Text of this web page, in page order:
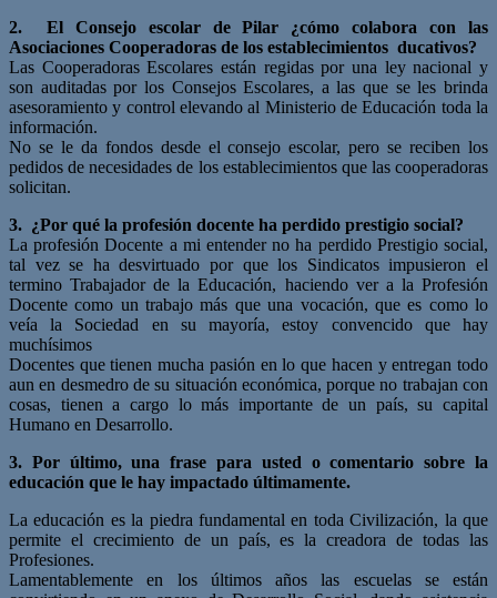
2. El Consejo escolar de Pilar ¿cómo colabora con las
Asociaciones Cooperadoras de los establecimientos ducativos?
Las Cooperadoras Escolares están regidas por una ley nacional y
son auditadas por los Consejos Escolares, a las que se les brinda
asesoramiento y control elevando al Ministerio de Educación toda la
información.
No se le da fondos desde el consejo escolar, pero se reciben los
pedidos de necesidades de los establecimientos que las cooperadoras
solicitan.
3. ¿Por qué la profesión docente ha perdido prestigio social?
La profesión Docente a mi entender no ha perdido Prestigio social,
tal vez se ha desvirtuado por que los Sindicatos impusieron el
termino Trabajador de la Educación, haciendo ver a la Profesión
Docente como un trabajo más que una vocación, que es como lo
veía la Sociedad en su mayoría, estoy convencido que hay
muchísimos
Docentes que tienen mucha pasión en lo que hacen y entregan todo
aun en desmedro de su situación económica, porque no trabajan con
cosas, tienen a cargo lo más importante de un país, su capital
Humano en Desarrollo.
3. Por último, una frase para usted o comentario sobre la
educación que le hay impactado últimamente.
La educación es la piedra fundamental en toda Civilización, la que
permite el crecimiento de un país, es la creadora de todas las
Profesiones.
Lamentablemente en los últimos años las escuelas se están